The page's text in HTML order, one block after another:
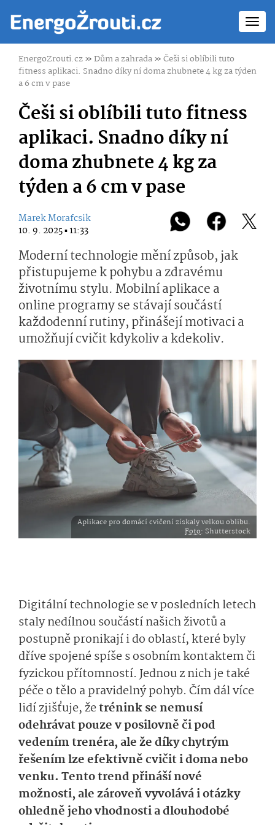
EnergoZrouti.cz»Dům a zahrada»Češi si oblíbili tuto
fitness aplikaci. Snadno díky ní doma zhubnete 4 kg za týden
a 6 cm v pase
Češi si oblíbili tuto fitness
aplikaci. Snadno díky ní
doma zhubnete 4 kg za
týden a 6 cm v pase
Marek Morafcsik
10. 9. 2025 ▪ 11:33
Moderní technologie mění způsob, jak
přistupujeme k pohybu a zdravému
životnímu stylu. Mobilní aplikace a
online programy se stávají součástí
každodenní rutiny, přinášejí motivaci a
umožňují cvičit kdykoliv a kdekoliv.
Aplikace pro domácí cvičení získaly velkou oblibu.
Foto: Shutterstock
Digitální technologie se v posledních letech
staly nedílnou součástí našich životů a
postupně pronikají i do oblastí, které byly
dříve spojené spíše s osobním kontaktem či
fyzickou přítomností. Jednou z nich je také
péče o tělo a pravidelný pohyb. Čím dál více
lidí zjišťuje, žetrénink se nemusí
odehrávat pouze v posilovně či pod
vedením trenéra, ale že díky chytrým
řešením lze efektivně cvičit i doma nebo
venku. Tento trend přináší nové
možnosti, ale zároveň vyvolává i otázky
ohledně jeho vhodnosti a dlouhodobé